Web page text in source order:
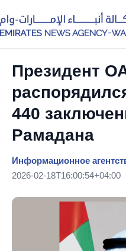
Президент
440
Рамадана
Информационное
2026-02-18T16:00:54+04:00